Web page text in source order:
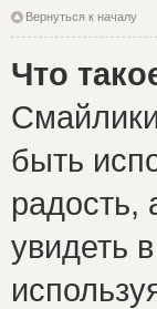
Вернуться к началу
Что
быть
радость,
увидеть